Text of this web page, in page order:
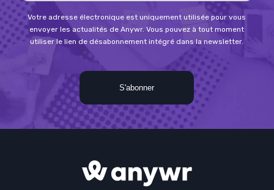
Votre adresse électronique est uniquement utilisée pour vous
envoyer les actualités de Anywr. Vous pouvez à tout moment
utiliser le lien de désabonnement intégré dans la newsletter.